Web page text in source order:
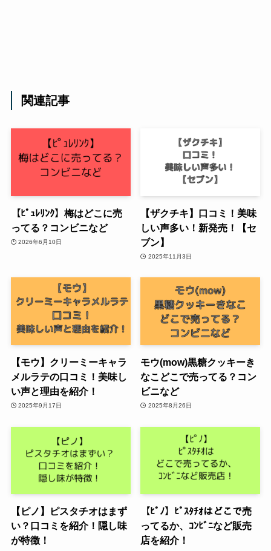
関連記事
【ﾋﾟｭﾚﾘﾝｸ】梅はどこに売
ってる？コンビニなど
2026年6月10日
【ザクチキ】口コミ！美味
しい声多い！新発売！【セ
ブン】
2025年11月3日
【モウ】クリーミーキャラ
メルラテの口コミ！美味し
い声と理由を紹介！
2025年9月17日
モウ(mow)黒糖クッキーき
なこどこで売ってる？コン
ビニなど
2025年8月26日
【ピノ】ピスタチオはまず
い？口コミを紹介！隠し味
が特徴！
【ﾋﾟﾉ】ﾋﾟｽﾀﾁｵはどこで売
ってるか、ｺﾝﾋﾞﾆなど販売
店を紹介！